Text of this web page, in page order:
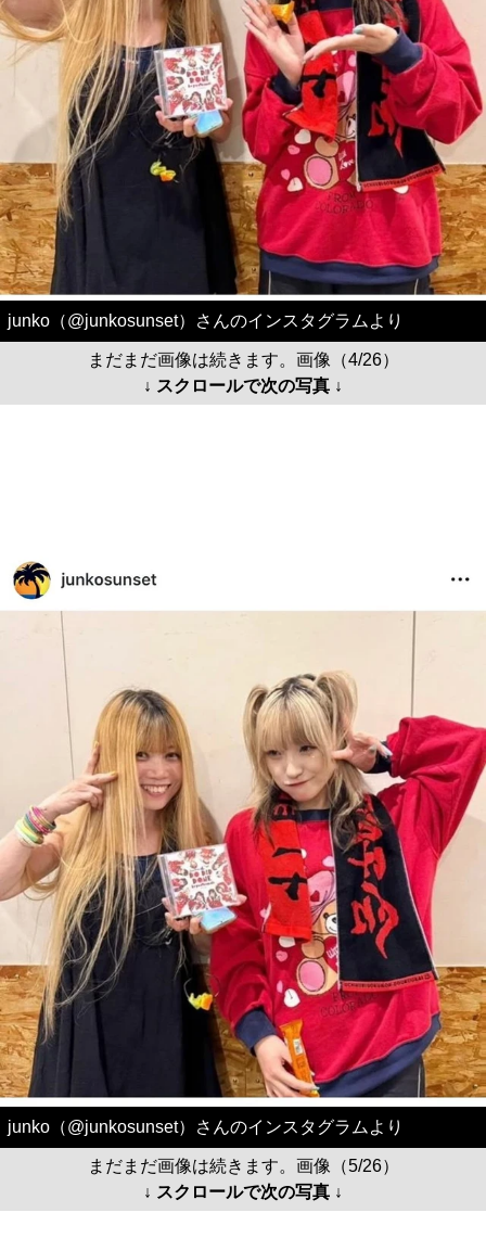
junko（@junkosunset）さんのインスタグラムより
まだまだ画像は続きます。画像（4/26）
↓ スクロールで次の写真 ↓
junko（@junkosunset）さんのインスタグラムより
まだまだ画像は続きます。画像（5/26）
↓ スクロールで次の写真 ↓